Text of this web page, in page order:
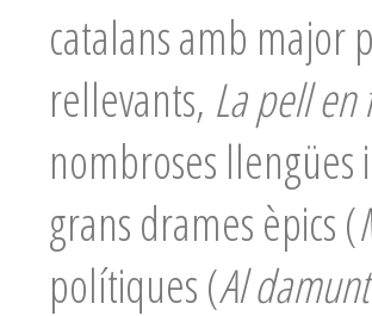
catalans amb major
rellevants, La pell en
nombroses llengües
grans drames èpics (
polítiques (Al